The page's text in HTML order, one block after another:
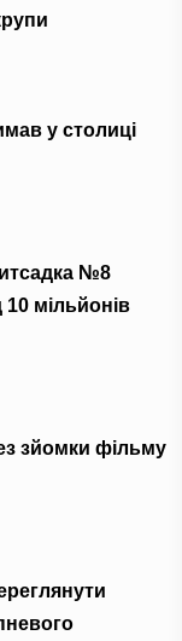
у столиці
№8
мільйонів
зйомки фільму